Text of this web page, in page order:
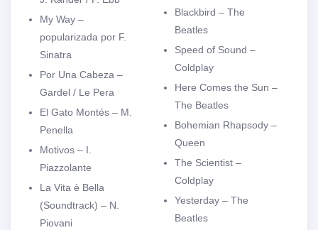
My Way –
popularizada por F.
Sinatra
Por Una Cabeza –
Gardel / Le Pera
El Gato Montés – M.
Penella
Motivos – I.
Piazzolante
La Vita è Bella
(Soundtrack) – N.
Piovani
Blackbird – The
Beatles
Speed of Sound –
Coldplay
Here Comes the Sun –
The Beatles
Bohemian Rhapsody –
Queen
The Scientist –
Coldplay
Yesterday – The
Beatles